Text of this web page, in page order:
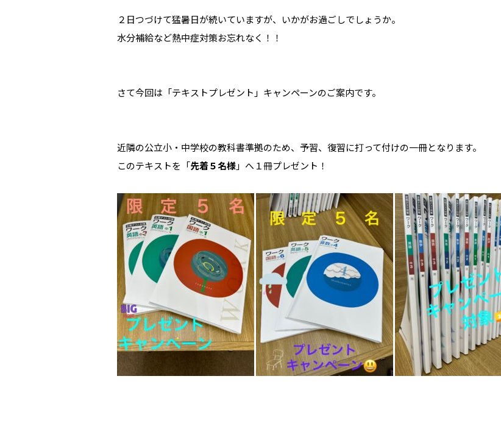
２日つづけて猛暑日が続いていますが、いかがお過ごしでしょうか。
水分補給など熱中症対策お忘れなく！！
さて今回は「テキストプレゼント」キャンペーンのご案内です。
近隣の公立小・中学校の教科書準拠のため、予習、復習に打って付けの一冊となります。
このテキストを「先着５名様」へ１冊プレゼント！